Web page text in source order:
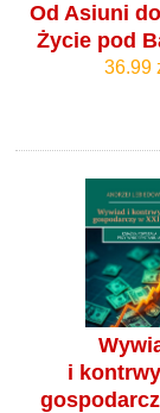
Od Asiuni
Życie pod
36.99
i